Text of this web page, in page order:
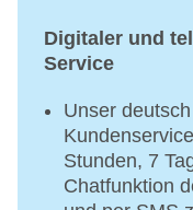
Digitaler und
Service
Unser
Stunden, 7
Chatfunktion